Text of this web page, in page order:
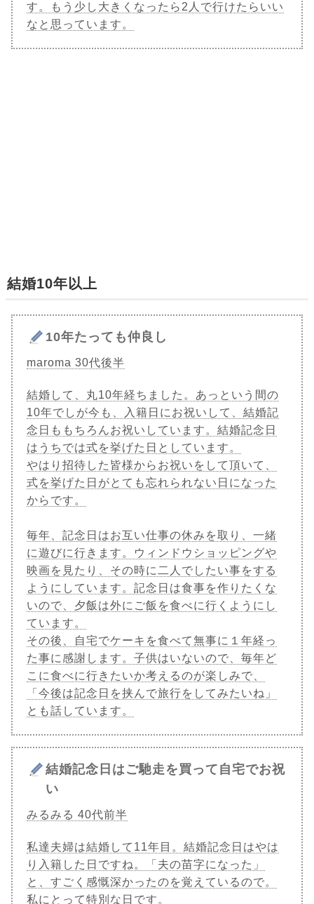
す。もう少し大きくなったら2人で行けたらいい
なと思っています。
結婚10年以上
10年たっても仲良し
maroma 30代後半
結婚して、丸10年経ちました。あっという間の
10年でしが今も、入籍日にお祝いして、結婚記
念日ももちろんお祝いしています。結婚記念日
はうちでは式を挙げた日としています。
やはり招待した皆様からお祝いをして頂いて、
式を挙げた日がとても忘れられない日になった
からです。
毎年、記念日はお互い仕事の休みを取り、一緒
に遊びに行きます。ウィンドウショッピングや
映画を見たり、その時に二人でしたい事をする
ようにしています。記念日は食事を作りたくな
いので、夕飯は外にご飯を食べに行くようにし
ています。
その後、自宅でケーキを食べて無事に１年経っ
た事に感謝します。子供はいないので、毎年ど
こに食べに行きたいか考えるのが楽しみで、
「今後は記念日を挟んで旅行をしてみたいね」
とも話しています。
結婚記念日はご馳走を買って自宅でお祝
い
みるみる 40代前半
私達夫婦は結婚して11年目。結婚記念日はやは
り入籍した日ですね。「夫の苗字になった」
と、すごく感慨深かったのを覚えているので。
私にとって特別な日です。